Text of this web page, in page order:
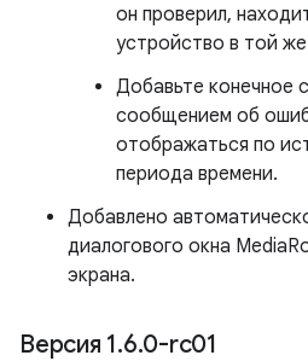
он проверил,
устройство в той
Добавьте конечное
сообщением об
отображаться по
периода времени.
Добавлено
диалогового окна
экрана.
Версия 1.6.0-rc01